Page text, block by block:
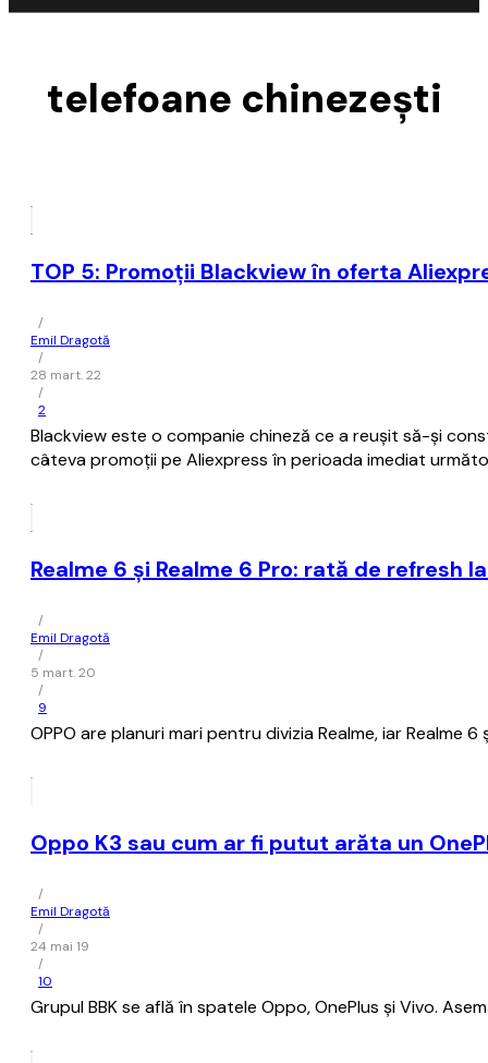
telefoane chinezești
TOP 5: Promoții Blackview în oferta
/
Emil Dragotă
/
28 mart. 22
/
2
Blackview este o companie chineză ce a reușit să-și
câteva promoții pe Aliexpress în perioada imediat
Realme 6 și Realme 6 Pro: rată de refresh
/
Emil Dragotă
/
5 mart. 20
/
9
OPPO are planuri mari pentru divizia Realme, iar
Oppo K3 sau cum ar fi putut arăta un
/
Emil Dragotă
/
24 mai 19
/
10
Grupul BBK se află în spatele Oppo, OnePlus și Vivo.